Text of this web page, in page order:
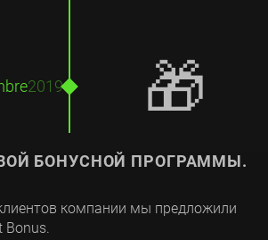
БОНУСНОЙ ПРОГРАММЫ.
компании мы предложили
Bonus.
2019 🎁